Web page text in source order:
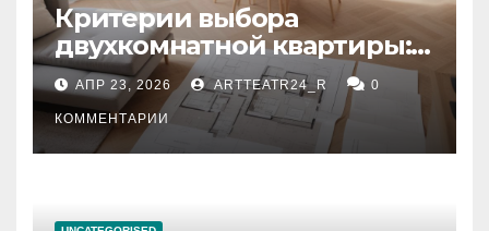
Критерии выбора
двухкомнатной квартиры:
планировка, площадь,
состояние и документация
АПР 23, 2026 ARTTEATR24_R 0
КОММЕНТАРИИ